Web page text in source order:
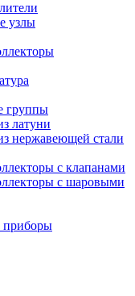
узлы
группы
латуни
нержавеющей стали
с клапанами
с шаровыми
приборы